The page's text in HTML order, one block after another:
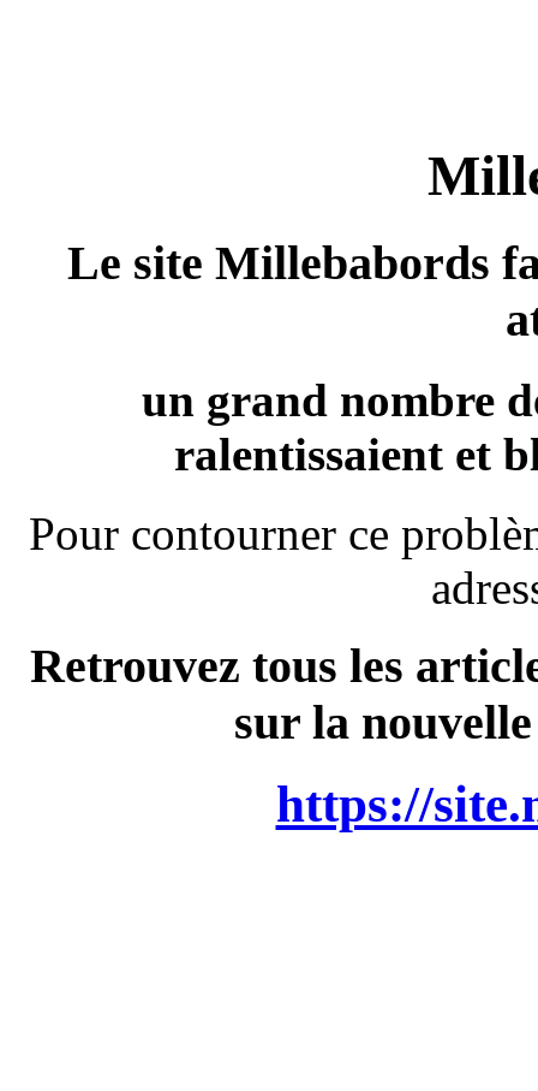
Le site Millebabords
un grand nombre
ralentissaient et
Pour contourner ce
Retrouvez tous les
sur la
https://